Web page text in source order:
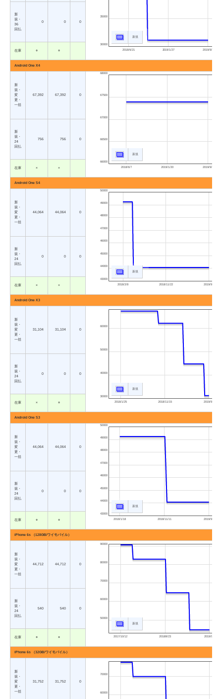
2018/6/21 2019/1/27 2019/9/5
30000
35000
新規
新
規・
36
回払
0 0 0
在庫 ○ ○
Android One X4
新
規・
変
更・
一括
67,392 67,392 0
2018/6/7 2019/1/20 2019/9/5
66000
66500
67000
67500
68000
新規
新
規・
24
回払
756 756 0
在庫 × ×
Android One S4
新
規・
変
更・
一括
44,064 44,064 0
2018/2/8 2018/11/22 2019/9/5
43000
44000
45000
46000
47000
48000
49000
50000
新規
新
規・
24
回払
0 0 0
在庫 × ×
Android One X3
新
規・
変
更・
一括
31,104 31,104 0
2018/1/25 2018/11/15 2019/9/5
30000
40000
50000
60000
新規
新
規・
24
回払
0 0 0
在庫 × ○
Android One S3
新
規・
変
更・
一括
44,064 44,064 0
2018/1/18 2018/11/11 2019/9/5
43000
44000
45000
46000
47000
48000
49000
50000
新規
新
規・
24
回払
0 0 0
在庫 ○ ○
iPhone 6s （128GB/ワイモバイル）
新
規・
変
更・
一括
44,712 44,712 0
2017/10/12 2018/9/23 2019/9/5
50000
60000
70000
80000
90000
新規
新
規・
24
回払
540 540 0
在庫 ○ ○
iPhone 6s （32GB/ワイモバイル）
新
規・
変
更・
一括
31,752 31,752 0
60000
70000